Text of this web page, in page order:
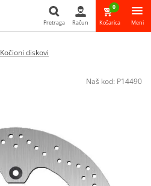
Pretraga Račun
0
Košarica Meni
Kočioni diskovi
Naš kod: P14490